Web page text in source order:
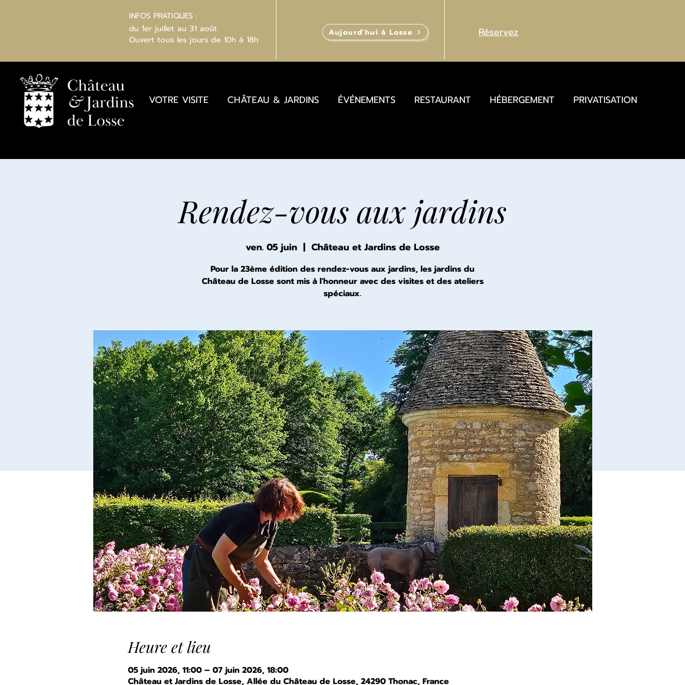
INFOS PRATIQUES :
du 1er juillet au 31 août
Ouvert tous les jours de 10h à 18h
Aujourd'hui à Losse Réservez
VOTRE VISITE CHÂTEAU & JARDINS ÉVÉNEMENTS RESTAURANT HÉBERGEMENT PRIVATISATION
Rendez-vous aux jardins
ven. 05 juin
  |
Château et Jardins de Losse
Pour la 23ème édition des rendez-vous aux jardins, les jardins du
Château de Losse sont mis à l'honneur avec des visites et des ateliers
spéciaux.
Heure et lieu
05 juin 2026, 11:00 – 07 juin 2026, 18:00
Château et Jardins de Losse, Allée du Château de Losse, 24290 Thonac, France